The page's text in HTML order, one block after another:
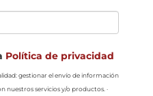
Política de privacidad
gestionar el envío de información
nuestros servicios y/o productos. ·